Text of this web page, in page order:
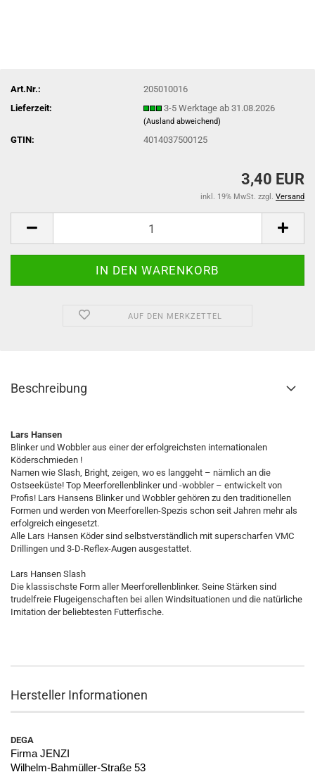
Art.Nr.:
205010016
Lieferzeit:
3-5 Werktage ab 31.08.2026
(Ausland abweichend)
GTIN: 4014037500125
3,40 EUR
inkl. 19% MwSt. zzgl. Versand
AUF DEN MERKZETTEL
Beschreibung
Lars Hansen
Blinker und Wobbler aus einer der erfolgreichsten internationalen
Köderschmieden !
Namen wie Slash, Bright, zeigen, wo es langgeht – nämlich an die
Ostseeküste! Top Meerforellenblinker und -wobbler – entwickelt von
Profis! Lars Hansens Blinker und Wobbler gehören zu den traditionellen
Formen und werden von Meerforellen-Spezis schon seit Jahren mehr als
erfolgreich eingesetzt.
Alle Lars Hansen Köder sind selbstverständlich mit superscharfen VMC
Drillingen und 3-D-Reflex-Augen ausgestattet.
Lars Hansen Slash
Die klassischste Form aller Meerforellenblinker. Seine Stärken sind
trudelfreie Flugeigenschaften bei allen Windsituationen und die natürliche
Imitation der beliebtesten Futterfische.
Hersteller Informationen
DEGA
Firma JENZI
Wilhelm-Bahmüller-Straße 53